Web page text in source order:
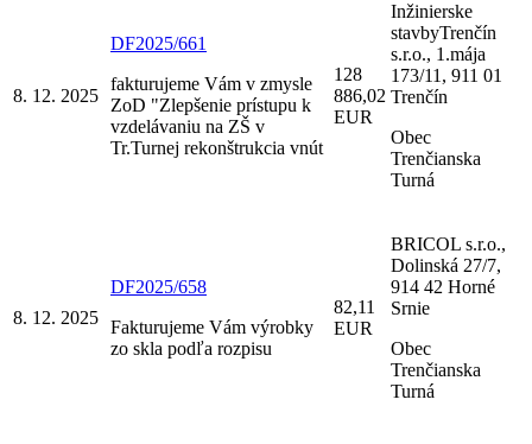
8. 12. 2025
DF2025/661
fakturujeme Vám v zmysle
ZoD "Zlepšenie prístupu k
vzdelávaniu na ZŠ v
Tr.Turnej rekonštrukcia vnút
128
886,02
EUR
Inžinierske
stavbyTrenčín
s.r.o., 1.mája
173/11, 911 01
Trenčín
Obec
Trenčianska
Turná
8. 12. 2025
DF2025/658
Fakturujeme Vám výrobky
zo skla podľa rozpisu
82,11
EUR
BRICOL s.r.o.,
Dolinská 27/7,
914 42 Horné
Srnie
Obec
Trenčianska
Turná